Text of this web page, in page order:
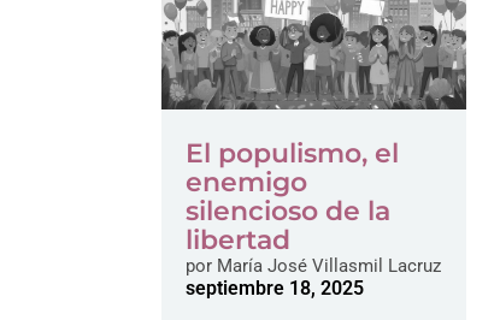
El populismo, el
enemigo
silencioso de la
libertad
por María José Villasmil Lacruz
septiembre 18, 2025